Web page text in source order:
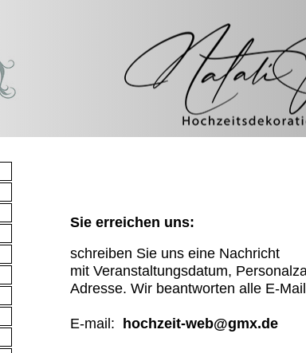
Sie erreichen uns:
schreiben Sie uns eine Nachricht
mit Veranstaltungsdatum,
Adresse. Wir beantworten alle E-
E-mail: hochzeit-web@gmx.de